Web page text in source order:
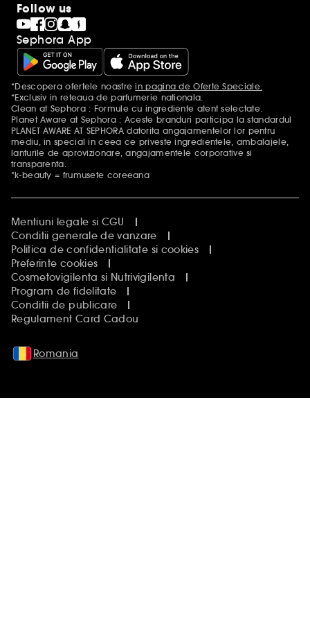
Follow us
Sephora App
Mentiuni aditionale
*Descopera ofertele noastrein pagina de Oferte Speciale.
*Exclusiv in reteaua de parfumerie nationala.
Clean at Sephora : Formule cu ingrediente atent selectate.
Planet Aware at Sephora : Aceste branduri participa la standardul
PLANET AWARE AT SEPHORA datorita angajamentelor lor pentru
mediu, in special in ceea ce priveste ingredientele, ambalajele,
lanturile de aprovizionare, angajamentele corporative si
transparenta.
*k-beauty = frumusete coreeana
Mentiuni legale si CGU
Conditii generale de vanzare
Politica de confidentialitate si cookies
Preferinte cookies
Cosmetovigilenta si Nutrivigilenta
Program de fidelitate
Conditii de publicare
Regulament Card Cadou
Romania